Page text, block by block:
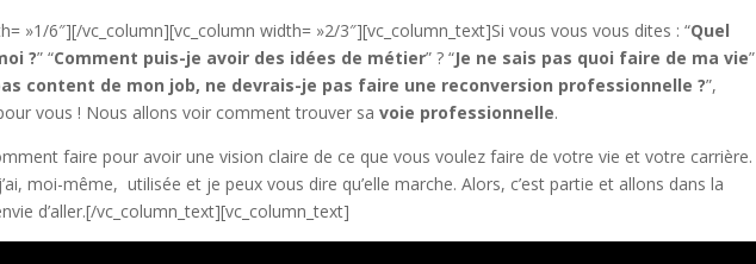
»1/6″][/vc_column][vc_column width= »2/3″][vc_column_text]Si vous vous vous dites : “Quel
?” “Comment puis-je avoir des idées de métier” ? “Je ne sais pas quoi faire de ma vie”
content de mon job, ne devrais-je pas faire une reconversion professionnelle ?”,
vous ! Nous allons voir comment trouver savoie professionnelle.
faire pour avoir une vision claire de ce que vous voulez faire de votre vie et votre carrière.
moi-même, utilisée et je peux vous dire qu’elle marche. Alors, c’est partie et allons dans la
d’aller.[/vc_column_text][vc_column_text]